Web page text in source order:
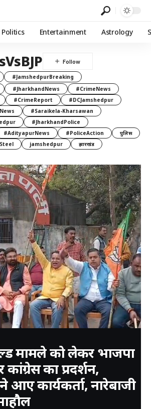
Politics Entertainment Astrology
#JamshedpurBreaking
#JharkhandNews
#CrimeNews
#CrimeReport
#DCJamshedpur
#Saraikela-Kharsawan
#JharkhandPolice
#AdityapurNews #PoliceAction
पुलिस
jamshedpur झारखंड
मामले को लेकर भाजपा
कांग्रेस का प्रदर्शन,
कार्यकर्ता, नारेबाजी